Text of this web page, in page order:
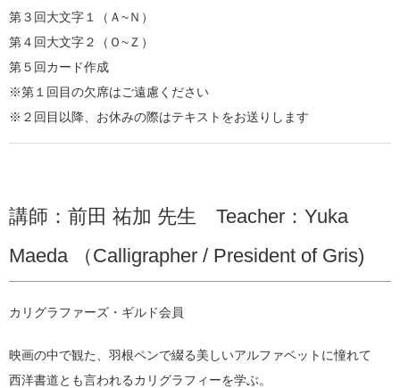
第３回大文字１（Ａ~Ｎ）
第４回大文字２（Ｏ~Ｚ）
第５回カード作成
※第１回目の欠席はご遠慮ください
※２回目以降、お休みの際はテキストをお送りします
講師：前田 祐加 先生 Teacher：Yuka
Maeda （Calligrapher / President of Gris)
カリグラファーズ・ギルド会員
映画の中で観た、羽根ペンで綴る美しいアルファベットに憧れて
西洋書道とも言われるカリグラフィーを学ぶ。